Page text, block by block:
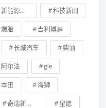
新能源车补贴 科技新闻
爆胎 吉利博越
长城汽车 柴油
阿尔法 gle
本田 海狮
奇瑞新能源汽车技术有限公司 星愿